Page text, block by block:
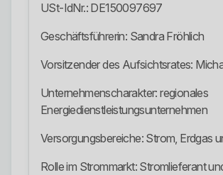
USt-IdNr.: DE150097697
Geschäftsführerin: Sandra Fröhlich
Vorsitzender des Aufsichtsrates:
Unternehmenscharakter: regionales
Energiedienstleistungsunternehmen
Versorgungsbereiche: Strom, Erdgas
Rolle im Strommarkt: Stromlieferant